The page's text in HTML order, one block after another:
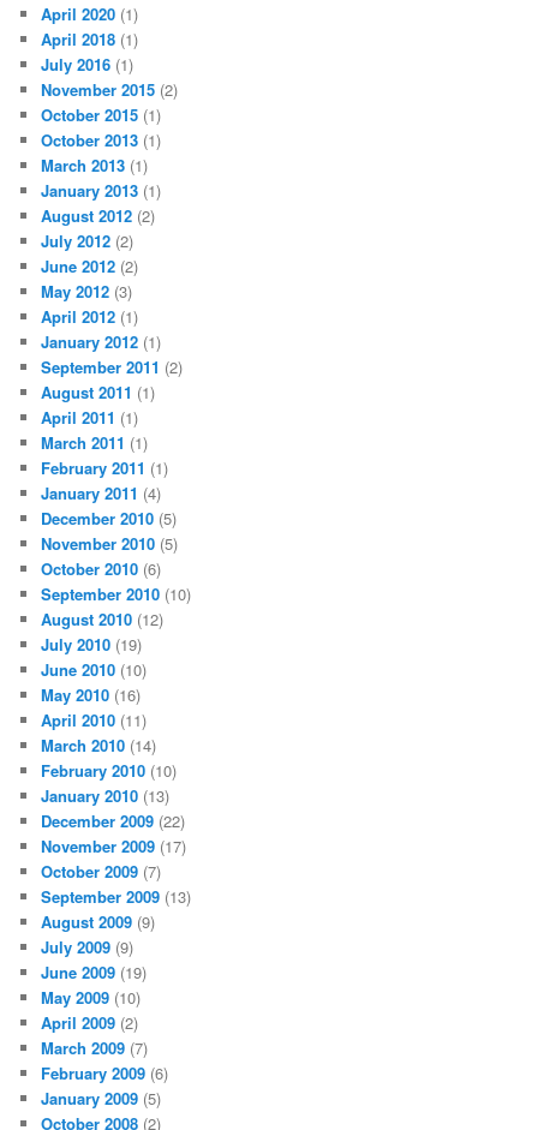
April 2020 (1)
April 2018 (1)
July 2016 (1)
November 2015 (2)
October 2015 (1)
October 2013 (1)
March 2013 (1)
January 2013 (1)
August 2012 (2)
July 2012 (2)
June 2012 (2)
May 2012 (3)
April 2012 (1)
January 2012 (1)
September 2011 (2)
August 2011 (1)
April 2011 (1)
March 2011 (1)
February 2011 (1)
January 2011 (4)
December 2010 (5)
November 2010 (5)
October 2010 (6)
September 2010 (10)
August 2010 (12)
July 2010 (19)
June 2010 (10)
May 2010 (16)
April 2010 (11)
March 2010 (14)
February 2010 (10)
January 2010 (13)
December 2009 (22)
November 2009 (17)
October 2009 (7)
September 2009 (13)
August 2009 (9)
July 2009 (9)
June 2009 (19)
May 2009 (10)
April 2009 (2)
March 2009 (7)
February 2009 (6)
January 2009 (5)
October 2008 (2)